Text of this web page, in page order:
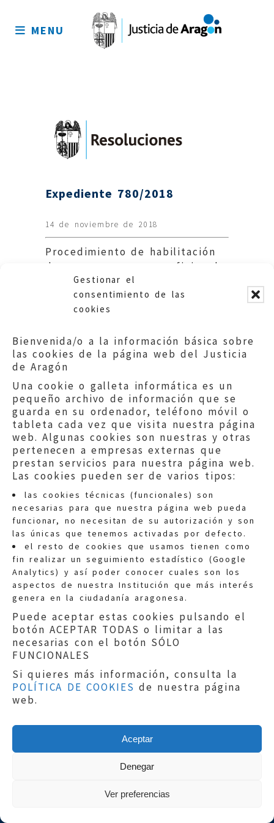
Gestionar el
consentimiento de las
cookies
Bienvenida/o a la información básica sobre
las cookies de la página web del Justicia
de Aragón
Una cookie o galleta informática es un
pequeño archivo de información que se
guarda en su ordenador, teléfono móvil o
tableta cada vez que visita nuestra página
web. Algunas cookies son nuestras y otras
pertenecen a empresas externas que
prestan servicios para nuestra página web.
Las cookies pueden ser de varios tipos:
las cookies técnicas (funcionales) son
necesarias para que nuestra página web pueda
funcionar, no necesitan de su autorización y son
las únicas que tenemos activadas por defecto.
el resto de cookies que usamos tienen como
fin realizar un seguimiento estadístico (Google
Analytics) y así poder conocer cuales son los
aspectos de nuestra Institución que más interés
genera en la ciudadanía aragonesa.
Puede aceptar estas cookies pulsando el
botón ACEPTAR TODAS o limitar a las
necesarias con el botón SÓLO
FUNCIONALES
Si quieres más información, consulta la
POLÍTICA DE COOKIES de nuestra página
web.
Aceptar
Denegar
Ver preferencias
sitio
MENU
Expediente 780/2018
14 de noviembre de 2018
Procedimiento de habilitación
de una rampa en una oficina de
farmacia
Quejas:quejas@eljusticiadearagon.es
Información general:
informacion@eljusticiadearagon.es
Teléfonos:900 210 210/
Aviso legal|Política de privacidad|
Protección de Datos
Política de cookies
Copyright © 2019El Justicia de Aragón|
Sephor Consulting